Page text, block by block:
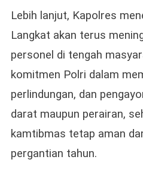
Lebih lanjut, Kapolres
Langkat akan terus
personel di tengah
komitmen Polri dalam
perlindungan, dan
darat maupun perairan,
kamtibmas tetap aman
pergantian tahun.